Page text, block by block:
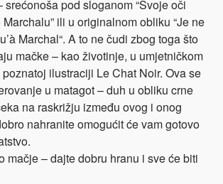
srećonoša pod sloganom “Svoje oči
ili u originalnom obliku “Je ne
Marchal“. A to ne čudi zbog toga što
mačke – kao životinje, u umjetničkom
ilustraciji Le Chat Noir. Ova se
u matagot – duh u obliku crne
na raskrižju između ovog i onog
nahranite omogućit će vam gotovo
mačje – dajte dobru hranu i sve će biti